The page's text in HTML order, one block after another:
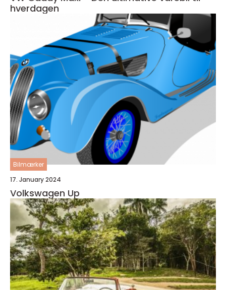
hverdagen
Bilmærker
17. January 2024
Volkswagen Up